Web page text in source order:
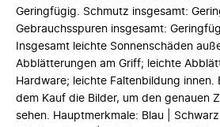
Geringfügig. Schmutz insgesamt:
Gebrauchsspuren insgesamt:
Insgesamt leichte Sonnenschäden
Abblätterungen am Griff; leichte
Hardware; leichte Faltenbildung innen.
dem Kauf die Bilder, um den genauen
sehen. Hauptmerkmale: Blau | Schwarz